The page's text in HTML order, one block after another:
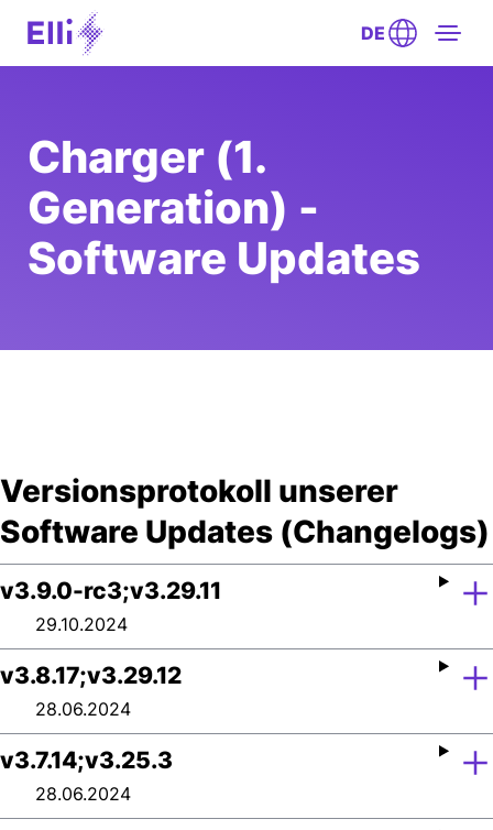
DE
Charger (1.
Generation) -
Software Updates
Versionsprotokoll unserer
Software Updates (Changelogs)
v3.9.0-rc3;v3.29.11
29.10.2024
v3.8.17;v3.29.12
28.06.2024
v3.7.14;v3.25.3
28.06.2024